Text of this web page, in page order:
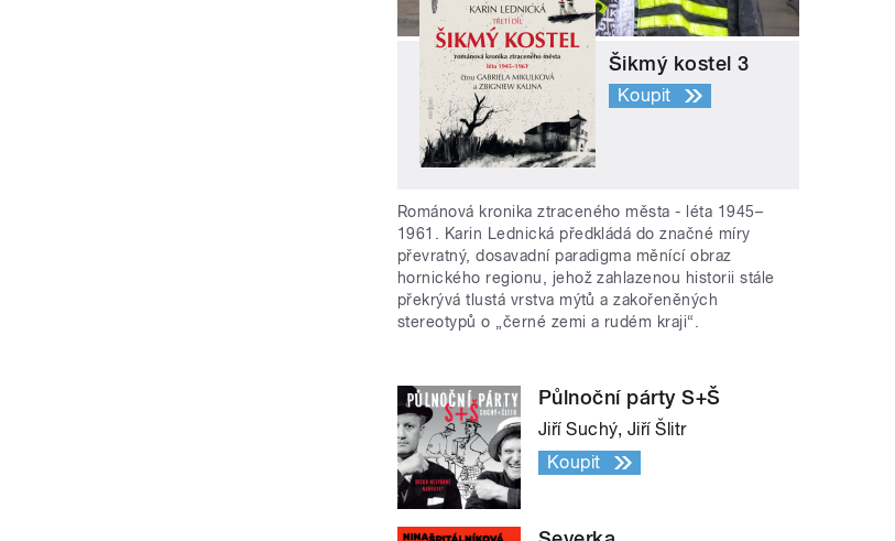
Šikmý kostel 3
Koupit
Románová kronika ztraceného města - léta 1945–
1961. Karin Lednická předkládá do značné míry
převratný, dosavadní paradigma měnící obraz
hornického regionu, jehož zahlazenou historii stále
překrývá tlustá vrstva mýtů a zakořeněných
stereotypů o „černé zemi a rudém kraji“.
Půlnoční párty S+Š
Jiří Suchý, Jiří Šlitr
Koupit